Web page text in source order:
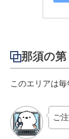
那須の
このエリアは毎
ご